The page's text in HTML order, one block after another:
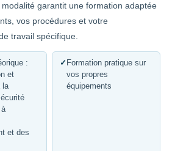
garantit une formation adaptée
vos procédures et votre
travail spécifique.
:
et
la
et des
✓ Formation pratique sur
vos propres
équipements